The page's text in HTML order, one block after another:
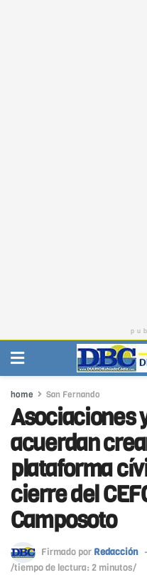
home San Fernando
Asociaciones
acuerdan
plataforma
cierre del
Camposoto
Firmado por Redacción
/tiempo de lectura: 2 minutos/